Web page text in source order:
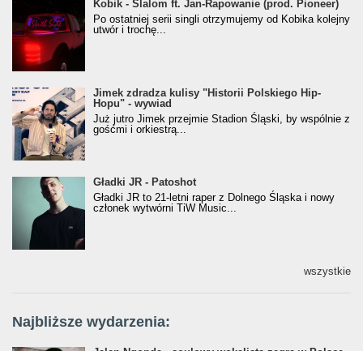
Kobik - Slalom ft. Jan-Rapowanie (prod. Pioneer)
[Official Music Visualiser]
Kobik - Slalom ft. Jan-Rapowanie (prod. Pioneer)
Po ostatniej serii singli otrzymujemy od Kobika kolejny
utwór i trochę...
Jimek zdradza kulisy "Historii Polskiego Hip-
Hopu" - wywiad
Jimek zdradza kulisy "Historii Polskiego Hip-
Hopu" - wywiad
Już jutro Jimek przejmie Stadion Śląski, by wspólnie z
gośćmi i orkiestrą...
Gładki JR - Patoshot
Gładki JR - Patoshot
Gładki JR to 21-letni raper z Dolnego Śląska i nowy
członek wytwórni TiW Music...
wszystkie
Najbliższe wydarzenia: